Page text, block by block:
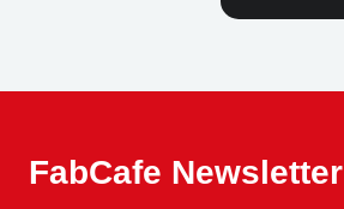
FabCafe Newsletter